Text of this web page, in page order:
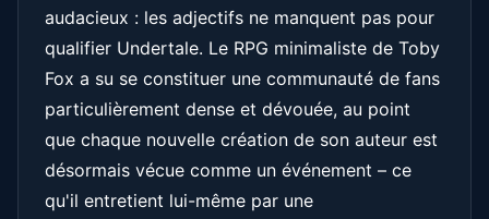
audacieux : les adjectifs ne manquent pas pour
qualifier Undertale. Le RPG minimaliste de Toby
Fox a su se constituer une communauté de fans
particulièrement dense et dévouée, au point
que chaque nouvelle création de son auteur est
désormais vécue comme un événement – ce
qu'il entretient lui-même par une